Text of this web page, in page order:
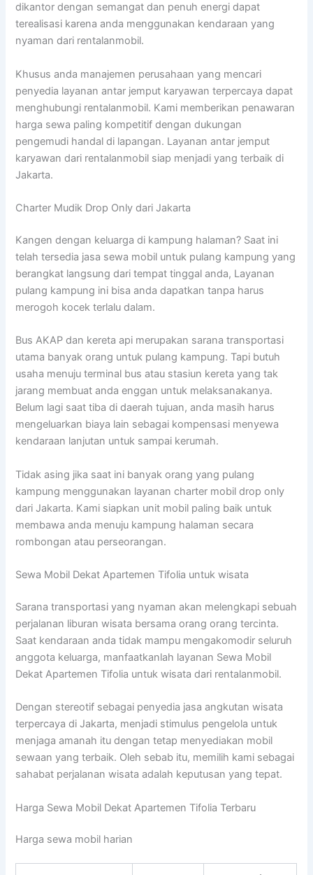
dikantor dengan semangat dan penuh energi dapat
terealisasi karena anda menggunakan kendaraan yang
nyaman dari rentalanmobil.
Khusus anda manajemen perusahaan yang mencari
penyedia layanan antar jemput karyawan terpercaya dapat
menghubungi rentalanmobil. Kami memberikan penawaran
harga sewa paling kompetitif dengan dukungan
pengemudi handal di lapangan. Layanan antar jemput
karyawan dari rentalanmobil siap menjadi yang terbaik di
Jakarta.
Charter Mudik Drop Only dari Jakarta
Kangen dengan keluarga di kampung halaman? Saat ini
telah tersedia jasa sewa mobil untuk pulang kampung yang
berangkat langsung dari tempat tinggal anda, Layanan
pulang kampung ini bisa anda dapatkan tanpa harus
merogoh kocek terlalu dalam.
Bus AKAP dan kereta api merupakan sarana transportasi
utama banyak orang untuk pulang kampung. Tapi butuh
usaha menuju terminal bus atau stasiun kereta yang tak
jarang membuat anda enggan untuk melaksanakanya.
Belum lagi saat tiba di daerah tujuan, anda masih harus
mengeluarkan biaya lain sebagai kompensasi menyewa
kendaraan lanjutan untuk sampai kerumah.
Tidak asing jika saat ini banyak orang yang pulang
kampung menggunakan layanan charter mobil drop only
dari Jakarta. Kami siapkan unit mobil paling baik untuk
membawa anda menuju kampung halaman secara
rombongan atau perseorangan.
Sewa Mobil Dekat Apartemen Tifolia untuk wisata
Sarana transportasi yang nyaman akan melengkapi sebuah
perjalanan liburan wisata bersama orang orang tercinta.
Saat kendaraan anda tidak mampu mengakomodir seluruh
anggota keluarga, manfaatkanlah layanan Sewa Mobil
Dekat Apartemen Tifolia untuk wisata dari rentalanmobil.
Dengan stereotif sebagai penyedia jasa angkutan wisata
terpercaya di Jakarta, menjadi stimulus pengelola untuk
menjaga amanah itu dengan tetap menyediakan mobil
sewaan yang terbaik. Oleh sebab itu, memilih kami sebagai
sahabat perjalanan wisata adalah keputusan yang tepat.
Harga Sewa Mobil Dekat Apartemen Tifolia Terbaru
Harga sewa mobil harian